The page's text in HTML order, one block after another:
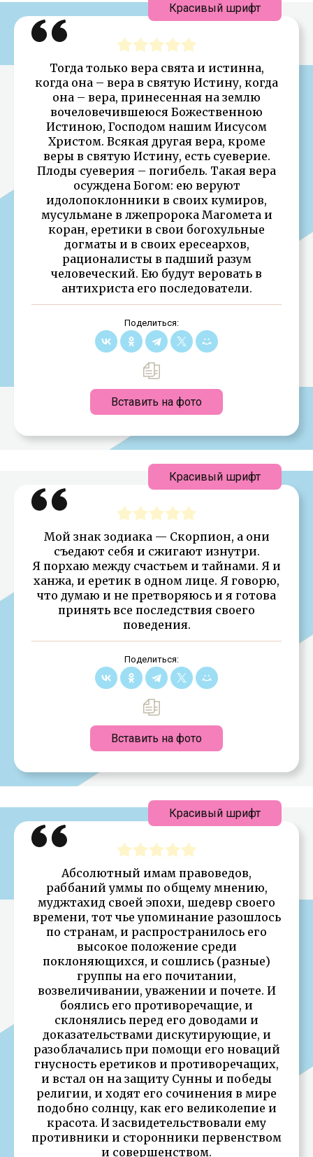
Тогда только вера свята и истинна,
когда она – вера в святую Истину, когда
она – вера, принесенная на землю
вочеловечившеюся Божественною
Истиною, Господом нашим Иисусом
Христом. Всякая другая вера, кроме
веры в святую Истину, есть суеверие.
Плоды суеверия – погибель. Такая вера
осуждена Богом: ею веруют
идолопоклонники в своих кумиров,
мусульмане в лжепророка Магомета и
коран, еретики в свои богохульные
догматы и в своих ересеархов,
рационалисты в падший разум
человеческий. Ею будут веровать в
антихриста его последователи.
Поделиться:
Вставить на фото
Красивый шрифт
Мой знак зодиака — Скорпион, а они
съедают себя и сжигают изнутри.
Я порхаю между счастьем и тайнами. Я и
ханжа, и еретик в одном лице. Я говорю,
что думаю и не претворяюсь и я готова
принять все последствия своего
поведения.
Поделиться:
Вставить на фото
Красивый шрифт
Абсолютный имам правоведов,
раббаний уммы по общему мнению,
муджтахид своей эпохи, шедевр своего
времени, тот чье упоминание разошлось
по странам, и распространилось его
высокое положение среди
поклоняющихся, и сошлись (разные)
группы на его почитании,
возвеличивании, уважении и почете. И
боялись его противоречащие, и
склонялись перед его доводами и
доказательствами дискутирующие, и
разоблачались при помощи его новаций
гнусность еретиков и противоречащих,
и встал он на защиту Сунны и победы
религии, и ходят его сочинения в мире
подобно солнцу, как его великолепие и
красота. И засвидетельствовали ему
противники и сторонники первенством
и совершенством.
Красивый шрифт